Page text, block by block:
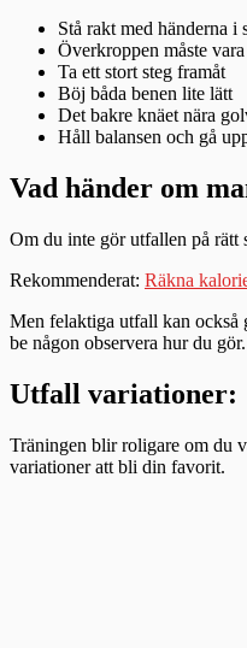
Stå rakt med händerna i
Överkroppen måste
Ta ett stort steg framåt
Böj båda benen lite lätt
Det bakre knäet nära
Håll balansen och gå
Vad händer om
Om du inte gör utfallen på rätt
Rekommenderat: Räkna
Men felaktiga utfall kan också
be någon observera hur du
Utfall variationer:
Träningen blir roligare om du
variationer att bli din favorit.